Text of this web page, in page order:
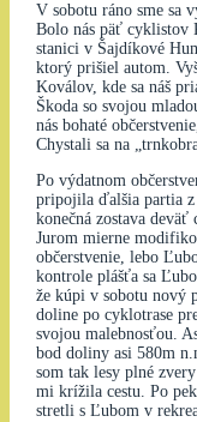
V sobotu ráno sme sa
Bolo nás päť cyklistov
stanici v Šajdíkové
ktorý prišiel autom.
Koválov, kde sa náš
Škoda so svojou
nás bohaté
Chystali sa na
Po výdatnom
pripojila ďalšia partia
konečná zostava
Jurom mierne
občerstvenie, lebo
kontrole plášťa sa
že kúpi v sobotu nový
doline po cyklotrase
svojou malebnosťou.
bod doliny asi 580m
som tak lesy plné
mi krížila cestu. Po
stretli s Ľubom v